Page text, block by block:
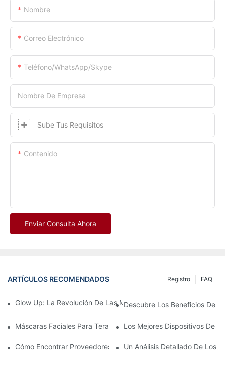
Nombre
Correo Electrónico
Teléfono/WhatsApp/Skype
Nombre De Empresa
Sube Tus Requisitos
Contenido
Enviar Consulta Ahora
ARTÍCULOS RECOMENDADOS FAQ
Registro
Glow Up: La Revolución De Las Mascarillas Faciales LED De
Descubre Los Beneficios De
Máscaras Faciales Para Terapia De Luz Roja: Una Revisión
Los Mejores Dispositivos De
Cómo Encontrar Proveedores Confiables De Terapia De Luz
Un Análisis Detallado De Los